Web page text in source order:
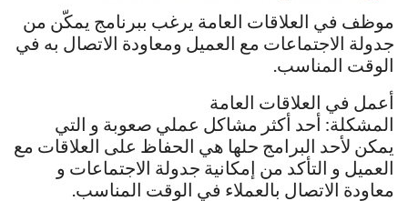
موظف في العلاقات العامة يرغب ببرنامج يمكّن من
جدولة الاجتماعات مع العميل ومعاودة الاتصال به في
الوقت المناسب.
أعمل في العلاقات العامة
المشكلة: أحد أكثر مشاكل عملي صعوبة و التي
يمكن لأحد البرامج حلها هي الحفاظ على العلاقات مع
العميل و التأكد من إمكانية جدولة الاجتماعات و
معاودة الاتصال بالعملاء في الوقت المناسب.